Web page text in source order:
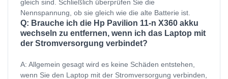
gleich sind. Schließlich überprüfen Sie die
Nennspannung, ob sie gleich wie die alte Batterie ist.
Q: Brauche ich die Hp Pavilion 11-n X360 akku
wechseln zu entfernen, wenn ich das Laptop mit
der Stromversorgung verbindet?
A: Allgemein gesagt wird es keine Schäden entstehen,
wenn Sie den Laptop mit der Stromversorgung verbinden,